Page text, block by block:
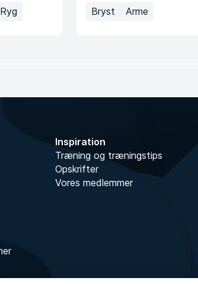
Ryg Bryst Arme
Inspiration
Træning og træningstips
Opskrifter
Vores medlemmer